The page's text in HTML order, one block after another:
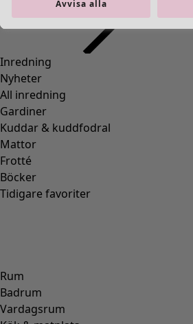
Inredning
Nyheter
All inredning
Gardiner
Kuddar & kuddfodral
Mattor
Frotté
Böcker
Tidigare favoriter
Rum
Badrum
Vardagsrum
Avvisa alla